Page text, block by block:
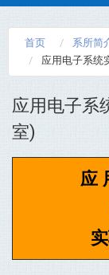
首页 系所简
应用电子系统
应用电子系
室)
应